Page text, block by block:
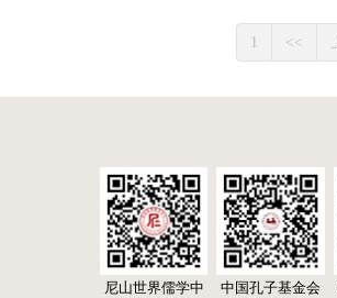
1 <<
尼山世界儒学中
中国孔子基金会